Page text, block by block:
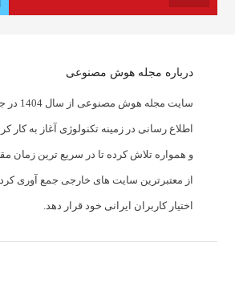
درباره مجله هوش مصنوعی
سایت مجله هوش
اطلاع رسانی در زمینه تکنولوژی آغاز به کار
و همواره تلاش کرده تا در سریع ترین زمان
از معتبرترین سایت های خارجی جمع آوری
اختیار کاربران ایرانی خود قرار دهد.